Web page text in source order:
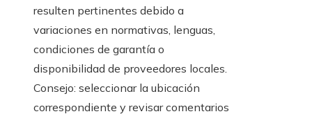
resulten pertinentes debido a
variaciones en normativas, lenguas,
condiciones de garantía o
disponibilidad de proveedores locales.
Consejo: seleccionar la ubicación
correspondiente y revisar comentarios